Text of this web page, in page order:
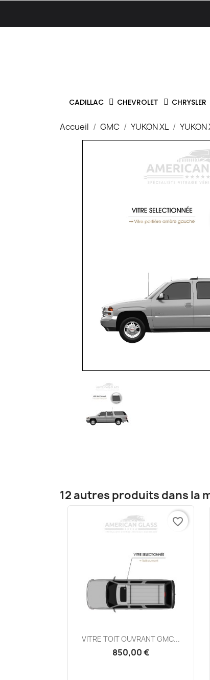
CADILLAC CHEVROLET CHRYSLER
Accueil GMC YUKON XL
12 autres produits dans la
Aperçu rapide
VITRE TOIT OUVRANT GMC...
850,00 €
favorite_border